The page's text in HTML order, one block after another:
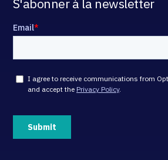
S'abonner à la newsletter